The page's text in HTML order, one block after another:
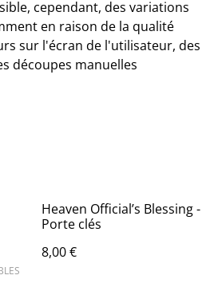
cependant, des variations
en raison de la qualité
sur l'écran de l'utilisateur, des
découpes manuelles
Heaven Official’s Blessing -
Porte clés
8,00 €